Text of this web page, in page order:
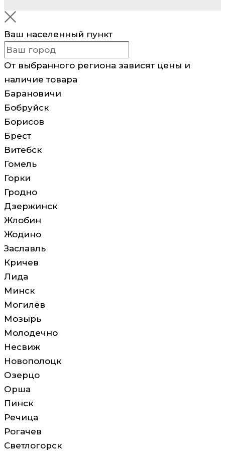
Ваш населенный пункт
От выбранного региона зависят цены и
наличие товара
Барановичи
Бобруйск
Борисов
Брест
Витебск
Гомель
Горки
Гродно
Дзержинск
Жлобин
Жодино
Заславль
Кричев
Лида
Минск
Могилёв
Мозырь
Молодечно
Несвиж
Новополоцк
Озерцо
Орша
Пинск
Речица
Рогачев
Светлогорск